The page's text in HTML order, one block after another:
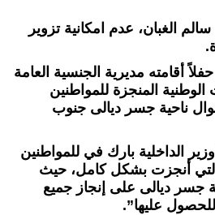
الغبان، عدم امكانية تزوير
أقامته مديرية الجنسية العامة
المنجزة للمواطنين
ناحية جسر ديالى جنوب
الداخلية بارك في للمواطنين
التي أنجزت بشكل كامل، حيث
جسر ديالى على إنجاز جميع
للحصول عليها”.